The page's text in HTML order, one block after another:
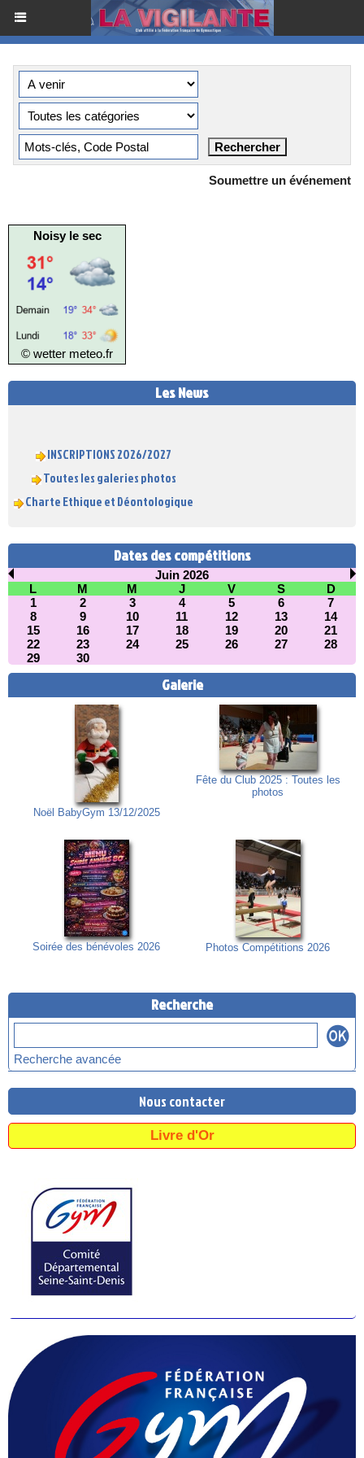
Soumettre un événement
Noisy le sec
© wetter meteo.fr
Les News
INSCRIPTIONS 2026/2027
Toutes les galeries photos
Charte Ethique et Déontologique
Dates des compétitions
Juin 2026
L
M M J V S
D
1
2 3 4 5 6
7
8
9 10 11 12 13
14
15
16 17 18 19 20
21
22
23 24 25 26 27
28
29
30
Galerie
Noël BabyGym 13/12/2025
Fête du Club 2025 : Toutes les
photos
Soirée des bénévoles 2026 Photos Compétitions 2026
Recherche
Recherche avancée
Nous contacter
Livre d'Or